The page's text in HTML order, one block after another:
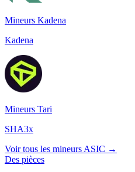
Mineurs Kadena
Kadena
Mineurs Tari
SHA3x
Voir tous les mineurs ASIC →
Des pièces